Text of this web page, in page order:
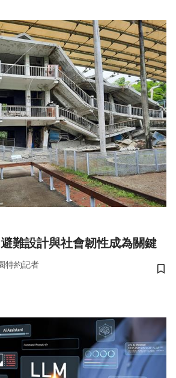
難設計與社會韌性成為關鍵
特約記者
儲